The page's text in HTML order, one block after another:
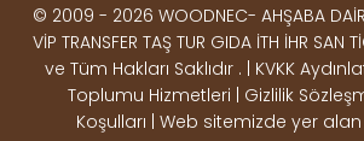
Çeşitlerimiz
Çeşitlerimiz
Kereste
Çeşitlerimiz
Ahşap
Pergole
Ürünler
BİZE ULAŞIN
Altınkale mah Osmangazi cad. no
Antalya
ÇALIŞMA SAATLERİ
© 2009 - 2026 WOODNEC- AHŞABA DAİR
VİP TRANSFER TAŞ TUR GIDA İTH İHR SAN
ve Tüm Hakları Saklıdır . | KVKK
Toplumu Hizmetleri | Gizlilik
Koşulları | Web sitemizde yer